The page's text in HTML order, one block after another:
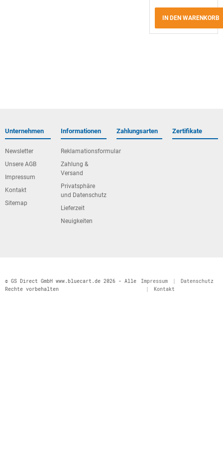
IN DEN WARENKORB
Unternehmen
Newsletter
Unsere AGB
Impressum
Kontakt
Sitemap
Informationen
Reklamationsformular
Zahlung &
Versand
Privatsphäre
und Datenschutz
Lieferzeit
Neuigkeiten
Zahlungsarten Zertifikate
© GS Direct GmbH www.bluecart.de 2026 - Alle
Rechte vorbehalten
Impressum |
Datenschutz
|
Kontakt